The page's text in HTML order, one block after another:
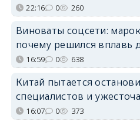
22:16 0 260
Виноваты соцсети:
почему решился вплавь
16:59 0 638
Китай пытается
специалистов и
16:07 0 373